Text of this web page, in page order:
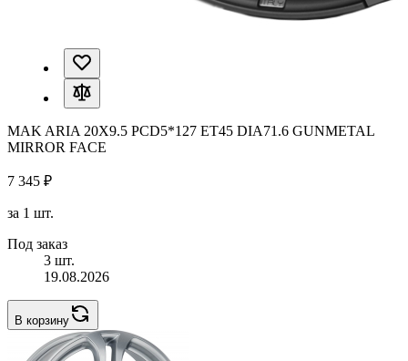
MAK ARIA 20X9.5 PCD5*127 ET45 DIA71.6 GUNMETAL
MIRROR FACE
7 345 ₽
за 1 шт.
Под заказ
3 шт.
19.08.2026
В корзину